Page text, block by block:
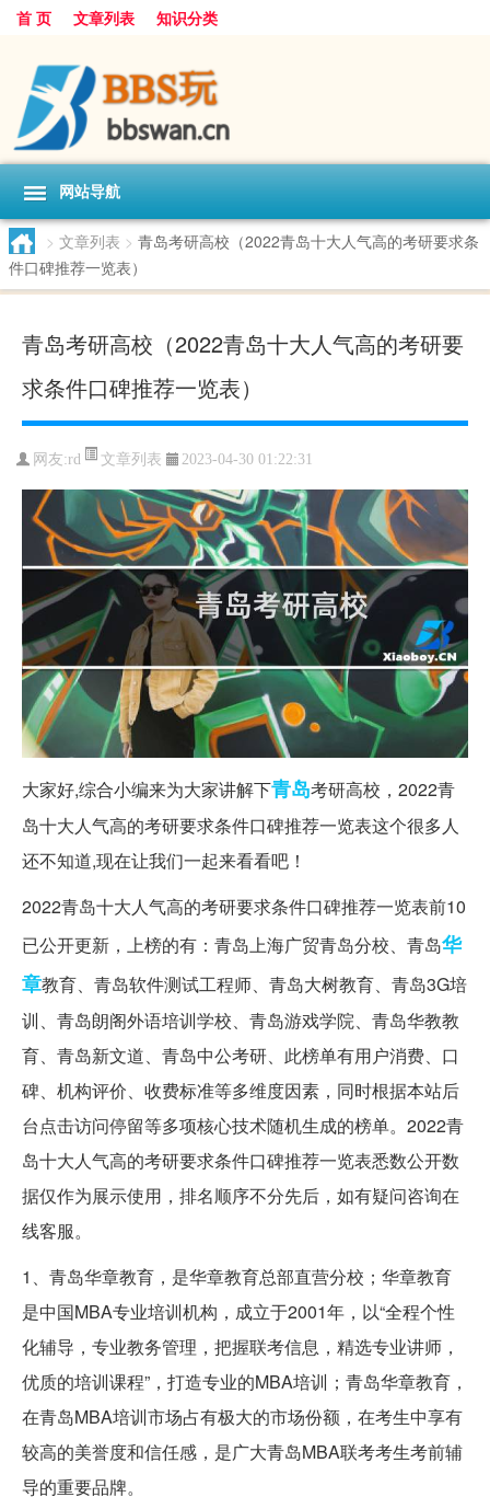
首 页 文章列表 知识分类
网站导航
> 文章列表 > 青岛考研高校（2022青岛十大人气高的考研要求条
件口碑推荐一览表）
青岛考研高校（2022青岛十大人气高的考研要
求条件口碑推荐一览表）
网友:rd 文章列表 2023-04-30 01:22:31
大家好,综合小编来为大家讲解下青岛考研高校，2022青
岛十大人气高的考研要求条件口碑推荐一览表这个很多人
还不知道,现在让我们一起来看看吧！
2022青岛十大人气高的考研要求条件口碑推荐一览表前10
已公开更新，上榜的有：青岛上海广贸青岛分校、青岛华
章教育、青岛软件测试工程师、青岛大树教育、青岛3G培
训、青岛朗阁外语培训学校、青岛游戏学院、青岛华教教
育、青岛新文道、青岛中公考研、此榜单有用户消费、口
碑、机构评价、收费标准等多维度因素，同时根据本站后
台点击访问停留等多项核心技术随机生成的榜单。2022青
岛十大人气高的考研要求条件口碑推荐一览表悉数公开数
据仅作为展示使用，排名顺序不分先后，如有疑问咨询在
线客服。
1、青岛华章教育，是华章教育总部直营分校；华章教育
是中国MBA专业培训机构，成立于2001年，以“全程个性
化辅导，专业教务管理，把握联考信息，精选专业讲师，
优质的培训课程”，打造专业的MBA培训；青岛华章教育，
在青岛MBA培训市场占有极大的市场份额，在考生中享有
较高的美誉度和信任感，是广大青岛MBA联考考生考前辅
导的重要品牌。